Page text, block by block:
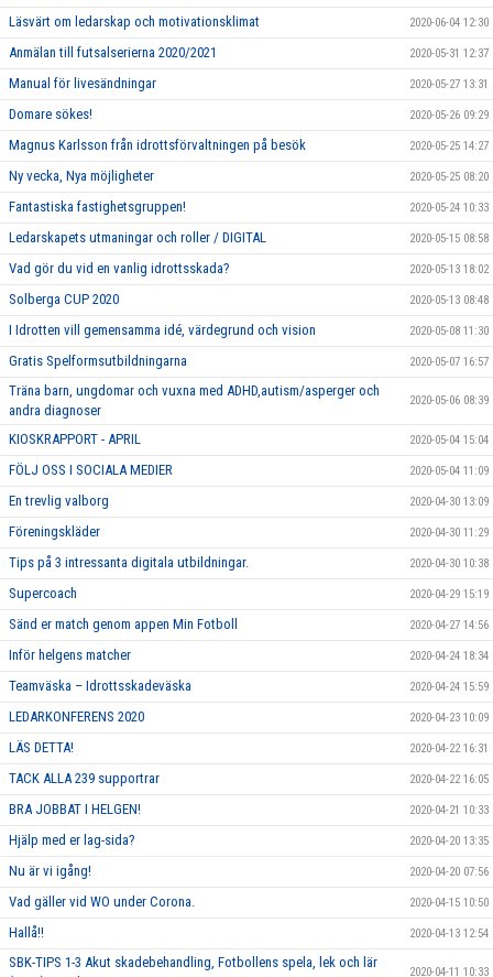
Läsvärt om ledarskap och motivationsklimat 2020-06-04 12:30
Anmälan till futsalserierna 2020/2021 2020-05-31 12:37
Manual för livesändningar 2020-05-27 13:31
Domare sökes! 2020-05-26 09:29
Magnus Karlsson från idrottsförvaltningen på besök 2020-05-25 14:27
Ny vecka, Nya möjligheter 2020-05-25 08:20
Fantastiska fastighetsgruppen! 2020-05-24 10:33
Ledarskapets utmaningar och roller / DIGITAL 2020-05-15 08:58
Vad gör du vid en vanlig idrottsskada? 2020-05-13 18:02
Solberga CUP 2020 2020-05-13 08:48
I Idrotten vill gemensamma idé, värdegrund och vision 2020-05-08 11:30
Gratis Spelformsutbildningarna 2020-05-07 16:57
Träna barn, ungdomar och vuxna med ADHD,autism/asperger och
andra diagnoser
2020-05-06 08:39
KIOSKRAPPORT - APRIL 2020-05-04 15:04
FÖLJ OSS I SOCIALA MEDIER 2020-05-04 11:09
En trevlig valborg 2020-04-30 13:09
Föreningskläder 2020-04-30 11:29
Tips på 3 intressanta digitala utbildningar. 2020-04-30 10:38
Supercoach 2020-04-29 15:19
Sänd er match genom appen Min Fotboll 2020-04-27 14:56
Inför helgens matcher 2020-04-24 18:34
Teamväska – Idrottsskadeväska 2020-04-24 15:59
LEDARKONFERENS 2020 2020-04-23 10:09
LÄS DETTA! 2020-04-22 16:31
TACK ALLA 239 supportrar 2020-04-22 16:05
BRA JOBBAT I HELGEN! 2020-04-21 10:33
Hjälp med er lag-sida? 2020-04-20 13:35
Nu är vi igång! 2020-04-20 07:56
Vad gäller vid WO under Corona. 2020-04-15 10:50
Hallå!! 2020-04-13 12:54
SBK-TIPS 1-3 Akut skadebehandling, Fotbollens spela, lek och lär
2020-04-11 10:33